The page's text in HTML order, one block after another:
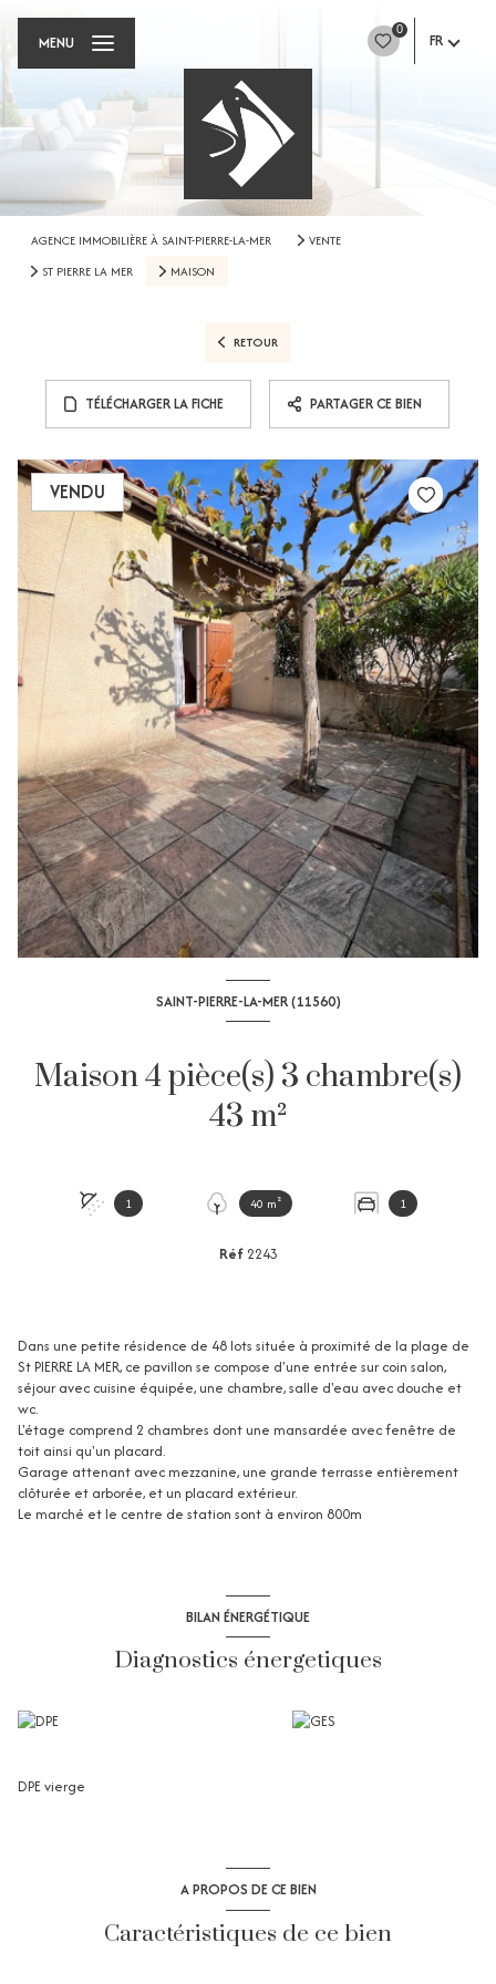
0
FR
MENU
AGENCE IMMOBILIÈRE À SAINT-PIERRE-LA-MER
VENTE
ST PIERRE LA MER
MAISON
RETOUR
TÉLÉCHARGER LA FICHE PARTAGER CE BIEN
VENDU
SAINT-PIERRE-LA-MER (11560)
Maison 4 pièce(s) 3 chambre(s)
43 m²
1 40 m² 1
Réf 2243
Dans une petite résidence de 48 lots située à proximité de la plage de
St PIERRE LA MER, ce pavillon se compose d'une entrée sur coin salon,
séjour avec cuisine équipée, une chambre, salle d'eau avec douche et
wc.
L'étage comprend 2 chambres dont une mansardée avec fenêtre de
toit ainsi qu'un placard.
Garage attenant avec mezzanine, une grande terrasse entièrement
clôturée et arborée, et un placard extérieur.
Le marché et le centre de station sont à environ 800m
BILAN ÉNERGÉTIQUE
Diagnostics énergetiques
DPE vierge
A PROPOS DE CE BIEN
Caractéristiques de ce bien